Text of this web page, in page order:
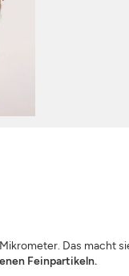
Das macht
Feinpartikeln.